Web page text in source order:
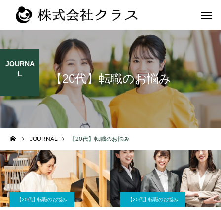
新卒
第二新卒・メ
【20代】転職のお悩み
JOURNA
L
JOURNAL 【20代】転職のお悩み
【20代】転職のお悩み 【20代】転職のお悩み